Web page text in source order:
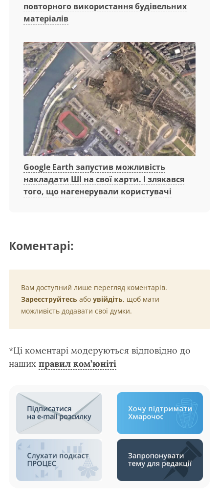
повторного використання будівельних
матеріалів
Google Earth запустив можливість
накладати ШІ на свої карти. І злякався
того, що нагенерували користувачі
Коментарі:
Вам доступний лише перегляд коментарів.
Зареєструйтесь або увійдіть, щоб мати
можливість додавати свої думки.
*Ці коментарі модеруються відповідно до
наших правил ком’юніті